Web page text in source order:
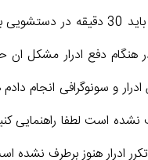
جلوگیری از ادرار وجود
و سونوگرافی انجام